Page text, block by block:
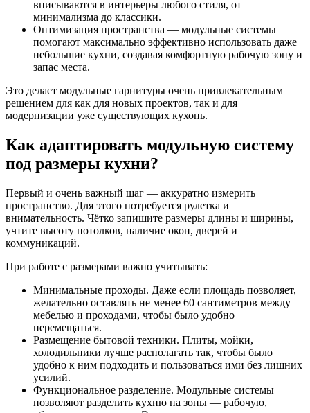
вписываются в интерьеры любого стиля, от
минимализма до классики.
Оптимизация пространства — модульные системы
помогают максимально эффективно использовать даже
небольшие кухни, создавая комфортную рабочую зону и
запас места.
Это делает модульные гарнитуры очень привлекательным
решением для как для новых проектов, так и для
модернизации уже существующих кухонь.
Как адаптировать модульную систему
под размеры кухни?
Первый и очень важный шаг — аккуратно измерить
пространство. Для этого потребуется рулетка и
внимательность. Чётко запишите размеры длины и ширины,
учтите высоту потолков, наличие окон, дверей и
коммуникаций.
При работе с размерами важно учитывать:
Минимальные проходы. Даже если площадь позволяет,
желательно оставлять не менее 60 сантиметров между
мебелью и проходами, чтобы было удобно
перемещаться.
Размещение бытовой техники. Плиты, мойки,
холодильники лучше располагать так, чтобы было
удобно к ним подходить и пользоваться ими без лишних
усилий.
Функциональное разделение. Модульные системы
позволяют разделить кухню на зоны — рабочую,